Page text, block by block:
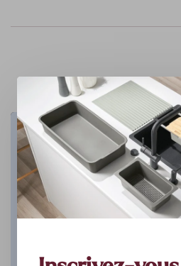
Cuisine
DÉCOUVREZ